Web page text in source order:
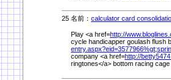
25 名前： calculator card
Play <a href=http://
cycle handicapper goulash flush
entry.aspx?eid=3577966%
company <a href=http://
ringtones</a> bottom racing